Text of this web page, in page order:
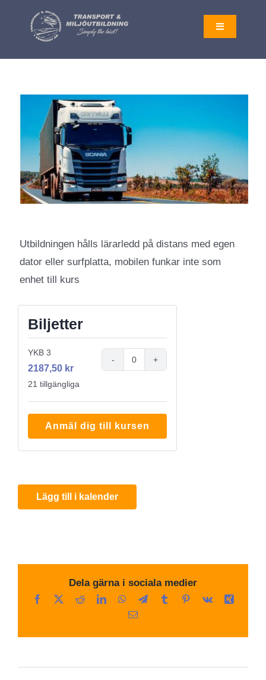
innehållet
Toggle
Navigation
UTBILDNINGAR
OM OSS
LOGGA IN
Utbildningen hålls lärarledd på distans med egen
dator eller surfplatta, mobilen funkar inte som
enhet till kurs
Biljetter
YKB 3
2187,50 kr
21 tillgängliga
Antal
Anmäl dig till kursen
Lägg till i kalender
Dela gärna i sociala medier
Facebook
X RedditLinkedInWhatsApp
TelegramTumblrPinterest
Vk
Xing
E-